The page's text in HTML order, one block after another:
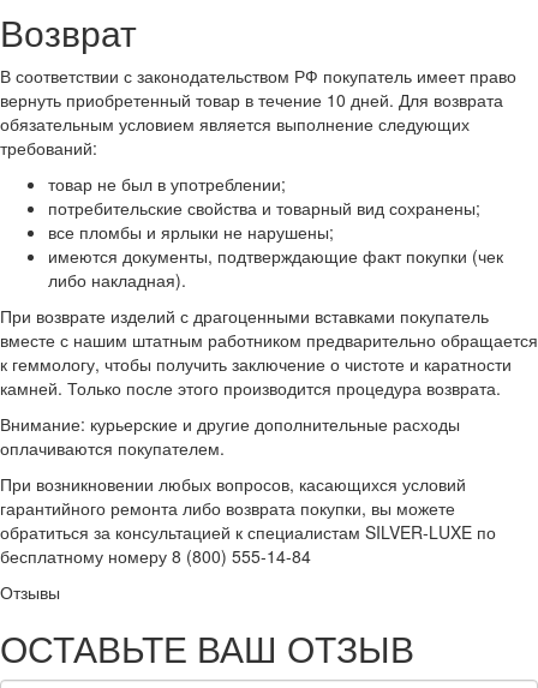
Возврат
В соответствии с законодательством РФ покупатель имеет право
вернуть приобретенный товар в течение 10 дней. Для возврата
обязательным условием является выполнение следующих
требований:
товар не был в употреблении;
потребительские свойства и товарный вид сохранены;
все пломбы и ярлыки не нарушены;
имеются документы, подтверждающие факт покупки (чек
либо накладная).
При возврате изделий с драгоценными вставками покупатель
вместе с нашим штатным работником предварительно обращается
к геммологу, чтобы получить заключение о чистоте и каратности
камней. Только после этого производится процедура возврата.
Внимание: курьерские и другие дополнительные расходы
оплачиваются покупателем.
При возникновении любых вопросов, касающихся условий
гарантийного ремонта либо возврата покупки, вы можете
обратиться за консультацией к специалистам SILVER-LUXE по
бесплатному номеру 8 (800) 555-14-84
Отзывы
ОСТАВЬТЕ ВАШ ОТЗЫВ